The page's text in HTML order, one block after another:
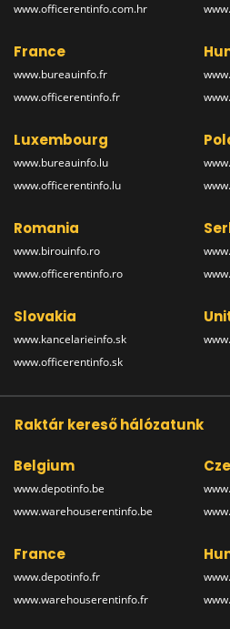
www.officerentinfo.com.hr
France
www.bureauinfo.fr
www.officerentinfo.fr
Luxembourg
www.bureauinfo.lu
www.officerentinfo.lu
Romania
www.birouinfo.ro
www.officerentinfo.ro
Slovakia
www.kancelarieinfo.sk
www.officerentinfo.sk
Raktár kereső hálózatunk
Belgium
www.depotinfo.be
www.warehouserentinfo.be
France
www.depotinfo.fr
www.warehouserentinfo.fr